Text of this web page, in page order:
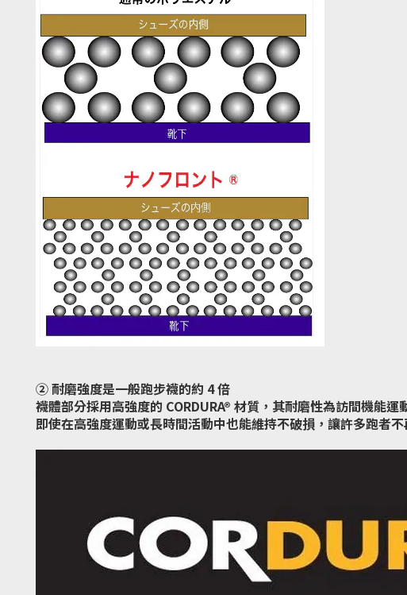
② 耐磨強度是一般跑步襪的約 4 倍
襪體部分採用高強度的 CORDURA® 材質，其耐磨性為訪間機能運
即使在高強度運動或長時間活動中也能維持不破損，讓許多跑者